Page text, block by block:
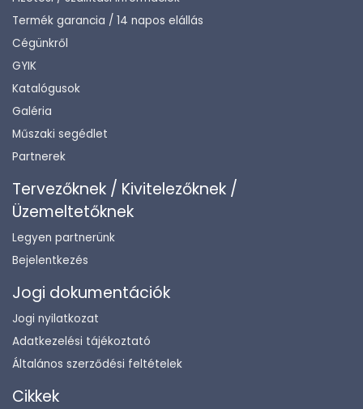
Termék garancia / 14 napos elállás
Cégünkről
GYIK
Katalógusok
Galéria
Műszaki segédlet
Partnerek
Tervezőknek / Kivitelezőknek /
Üzemeltetőknek
Legyen partnerünk
Bejelentkezés
Jogi dokumentációk
Jogi nyilatkozat
Adatkezelési tájékoztató
Általános szerződési feltételek
Cikkek